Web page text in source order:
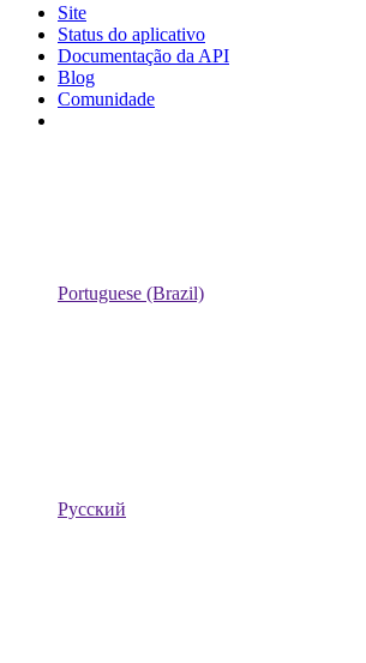
Site
Status do aplicativo
Documentação da API
Blog
Comunidade
Portuguese (Brazil)
Русский